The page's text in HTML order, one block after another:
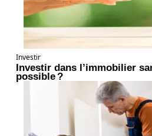
Investir
Investir dans l’immobilier
possible ?